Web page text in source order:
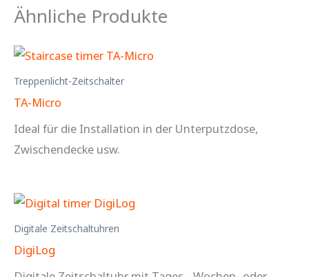
Ähnliche Produkte
Treppenlicht-Zeitschalter
TA-Micro
Ideal für die Installation in der Unterputzdose,
Zwischendecke usw.
Digitale Zeitschaltuhren
DigiLog